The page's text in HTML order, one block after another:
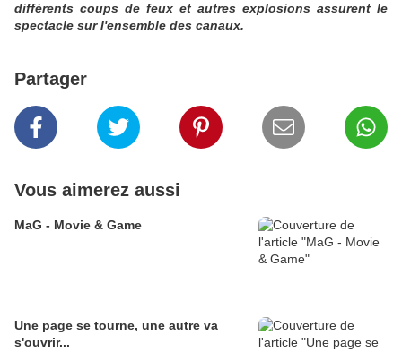
différents coups de feux et autres explosions assurent le
spectacle sur l'ensemble des canaux.
Partager
Vous aimerez aussi
MaG - Movie & Game
Une page se tourne, une autre va
s'ouvrir...